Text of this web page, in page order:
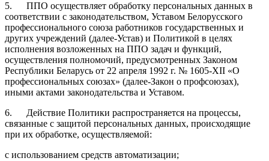
5. ППО осуществляет обработку персональных данных в
соответствии с законодательством, Уставом Белорусского
профессионального союза работников государственных и
других учреждений (далее-Устав) и Политикой в целях
исполнения возложенных на ППО задач и функций,
осуществления полномочий, предусмотренных Законом
Республики Беларусь от 22 апреля 1992 г. № 1605-XII «О
профессиональных союзах» (далее-Закон о профсоюзах),
иными актами законодательства и Уставом.
6. Действие Политики распространяется на процессы,
связанные с защитой персональных данных, происходящие
при их обработке, осуществляемой:
с использованием средств автоматизации;